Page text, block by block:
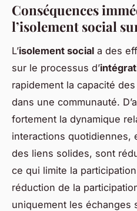
Conséquences
l’isolement social
L’isolement social a des
sur le processus d’
rapidement la capacité
dans une communauté.
fortement la dynamique
interactions quotidiennes,
des liens solides, sont
ce qui limite la
réduction de la
uniquement les échanges